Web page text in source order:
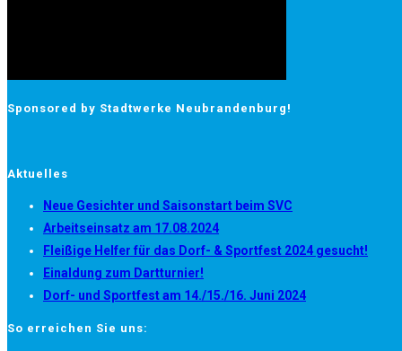
Sponsored by Stadtwerke Neubrandenburg!
Aktuelles
Neue Gesichter und Saisonstart beim SVC
Arbeitseinsatz am 17.08.2024
Fleißige Helfer für das Dorf- & Sportfest 2024 gesucht!
Einaldung zum Dartturnier!
Dorf- und Sportfest am 14./15./16. Juni 2024
So erreichen Sie uns: